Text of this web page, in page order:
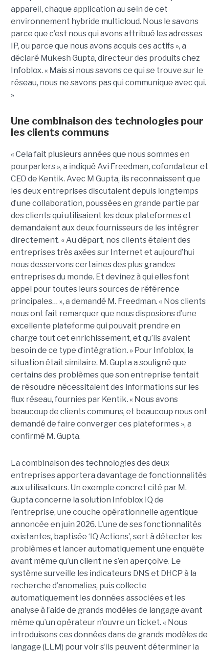
appareil, chaque application au sein de cet
environnement hybride multicloud. Nous le savons
parce que c’est nous qui avons attribué les adresses
IP, ou parce que nous avons acquis ces actifs », a
déclaré Mukesh Gupta, directeur des produits chez
Infoblox. « Mais si nous savons ce qui se trouve sur le
réseau, nous ne savons pas qui communique avec qui.
»
Une combinaison des technologies pour
les clients communs
« Cela fait plusieurs années que nous sommes en
pourparlers », a indiqué Avi Freedman, cofondateur et
CEO de Kentik. Avec M Gupta, ils reconnaissent que
les deux entreprises discutaient depuis longtemps
d’une collaboration, poussées en grande partie par
des clients qui utilisaient les deux plateformes et
demandaient aux deux fournisseurs de les intégrer
directement. « Au départ, nos clients étaient des
entreprises très axées sur Internet et aujourd’hui
nous desservons certaines des plus grandes
entreprises du monde. Et devinez à qui elles font
appel pour toutes leurs sources de référence
principales… », a demandé M. Freedman. « Nos clients
nous ont fait remarquer que nous disposions d’une
excellente plateforme qui pouvait prendre en
charge tout cet enrichissement, et qu’ils avaient
besoin de ce type d’intégration. » Pour Infoblox, la
situation était similaire. M. Gupta a souligné que
certains des problèmes que son entreprise tentait
de résoudre nécessitaient des informations sur les
flux réseau, fournies par Kentik. « Nous avons
beaucoup de clients communs, et beaucoup nous ont
demandé de faire converger ces plateformes », a
confirmé M. Gupta.
La combinaison des technologies des deux
entreprises apportera davantage de fonctionnalités
aux utilisateurs. Un exemple concret cité par M.
Gupta concerne la solution Infoblox IQ de
l’entreprise, une couche opérationnelle agentique
annoncée en juin 2026. L’une de ses fonctionnalités
existantes, baptisée ‘IQ Actions’, sert à détecter les
problèmes et lancer automatiquement une enquête
avant même qu’un client ne s’en aperçoive. Le
système surveille les indicateurs DNS et DHCP à la
recherche d’anomalies, puis collecte
automatiquement les données associées et les
analyse à l’aide de grands modèles de langage avant
même qu’un opérateur n’ouvre un ticket. « Nous
introduisons ces données dans de grands modèles de
langage (LLM) pour voir s’ils peuvent déterminer la